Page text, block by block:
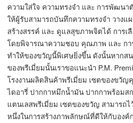
ความใส่ใจ ความทรงจำ และ การพัฒนา
ให้ผู้รับสามารถบันทึกความทรงจำ วาง
สร้างสรรค์ และ ดูแลสุขภาพจิตได้ การเ
โดยพิจารณาความชอบ คุณภาพ และ กา
ทำให้ของขวัญนี้พิเศษยิ่งขึ้น ดังนั้นหากส
ของพรีเมี่ยมนั้นเราขอแนะนำ P.M.
โรงงานผลิตสินค้าพรีเมี่ยม เซตของขวั
ไดอารี่ ปากกาหมึกน้ำมัน ปากกาพร้อมส
แตนเลสพรีเมี่ยม เซตของขวัญ สามารถไ
หนึ่งในการสร้างภาพลักษณ์ที่ดีให้กับอง